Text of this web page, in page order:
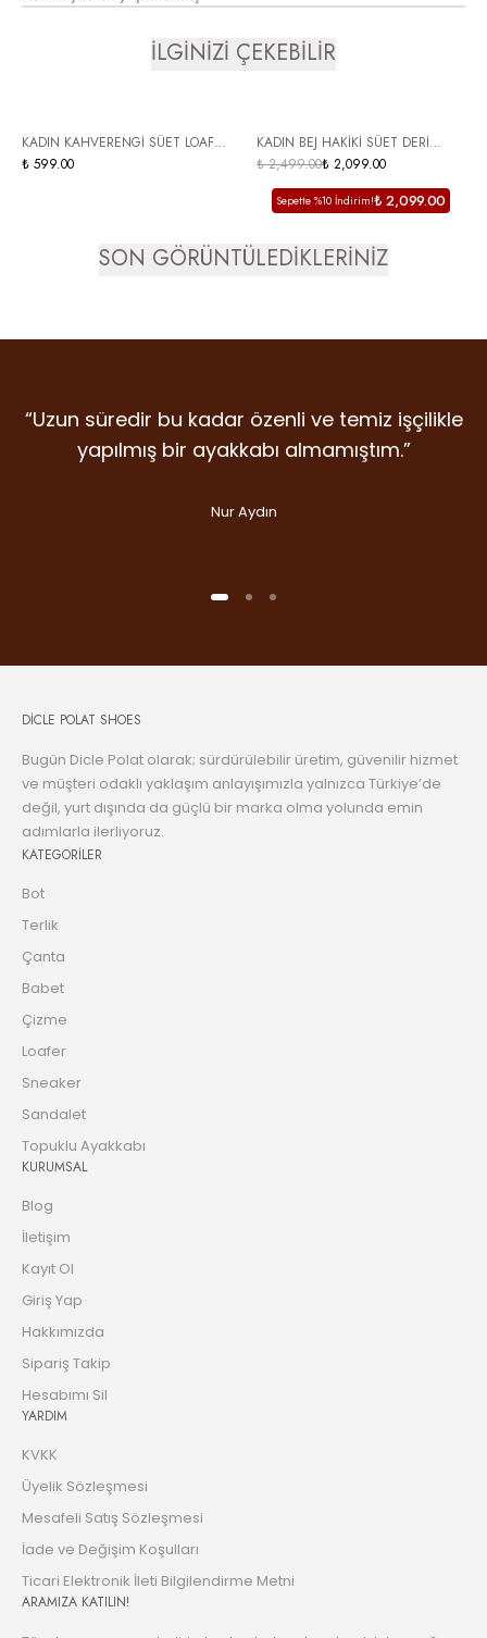
İLGİNİZİ ÇEKEBİLİR
ÜCRETSİZ KARGO
KADIN KAHVERENGİ SÜET LOAFER
AYAKKABI PÜSKÜLLÜ BAĞCIKLI
₺ 599.00
ÜCRETSİZ KARGO
KADIN BEJ HAKİKİ SÜET DERİ
LOAFER AYAKKABI NATY
₺ 2,499.00₺ 2,099.00
Sepette %10 İndirim!₺ 2,099.00
SON GÖRÜNTÜLEDİKLERİNİZ
“Uzun süredir bu kadar özenli ve temiz işçilikle
yapılmış bir ayakkabı almamıştım.”
Nur Aydın
“Detaylara verilen emek, malzeme kalitesi ve
duruş… Gram şüphe duymadan ikinci
“İlk giydiğim anda farkını hissettiren nadir
markalardan. Dicle Polat Shoes’ta kalite laf
DİCLE POLAT SHOES
Bugün Dicle Polat olarak; sürdürülebilir üretim, güvenilir hizmet
ve müşteri odaklı yaklaşım anlayışımızla yalnızca Türkiye’de
değil, yurt dışında da güçlü bir marka olma yolunda emin
adımlarla ilerliyoruz.
KATEGORİLER
Bot
Terlik
Çanta
Babet
Çizme
Loafer
Sneaker
Sandalet
Topuklu Ayakkabı
KURUMSAL
Blog
İletişim
Kayıt Ol
Giriş Yap
Hakkımızda
Sipariş Takip
Hesabımı Sil
YARDIM
KVKK
Üyelik Sözleşmesi
Mesafeli Satış Sözleşmesi
İade ve Değişim Koşulları
Ticari Elektronik İleti Bilgilendirme Metni
ARAMIZA KATILIN!